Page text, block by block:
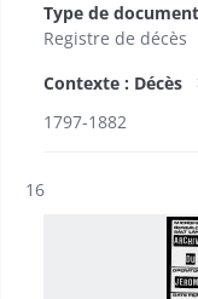
Type de document
Registre de décès
Contexte : Décès
1797-1882
Résultat n°
16